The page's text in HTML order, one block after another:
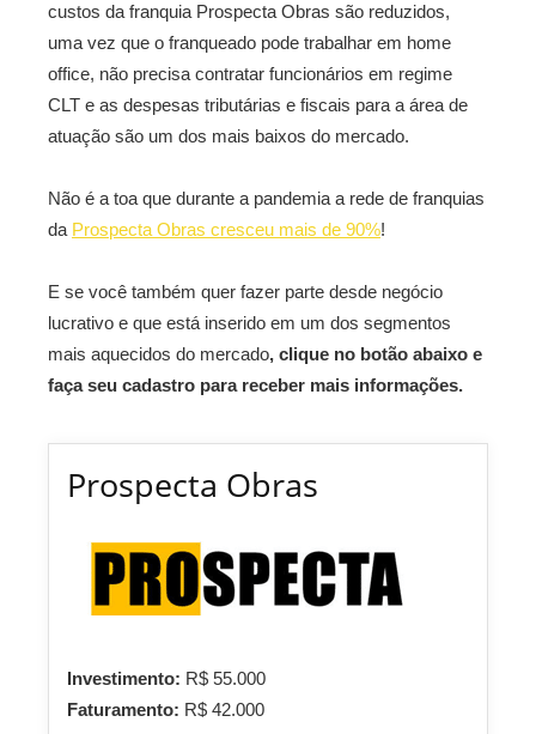
custos da franquia Prospecta Obras são reduzidos,
uma vez que o franqueado pode trabalhar em home
office, não precisa contratar funcionários em regime
CLT e as despesas tributárias e fiscais para a área de
atuação são um dos mais baixos do mercado.
Não é a toa que durante a pandemia a rede de franquias
da Prospecta Obras cresceu mais de 90%!
E se você também quer fazer parte desde negócio
lucrativo e que está inserido em um dos segmentos
mais aquecidos do mercado, clique no botão abaixo e
faça seu cadastro para receber mais informações.
Prospecta Obras
Investimento: R$ 55.000
Faturamento: R$ 42.000